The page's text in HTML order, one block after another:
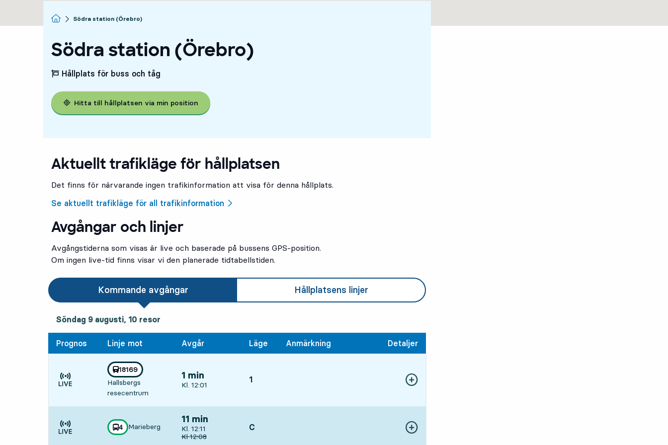
Startsida
Södra station (Örebro)
Södra station (Örebro)
Hållplats för buss och tåg
Hitta till hållplatsen via min position
Aktuellt trafikläge för hållplatsen
Det finns för närvarande ingen trafikinformation att visa för denna hållplats.
Se aktuellt trafikläge för all trafikinformation
Avgångar och linjer
Avgångstiderna som visas är live och baserade på bussens GPS-position.
Om ingen live-tid finns visar vi den planerade tidtabellstiden.
Kommande avgångar Hållplatsens linjer
söndag 9 augusti, 10 resor
Söndag 9 augusti, 10 resor
Prognos Linje mot Avgår Läge Anmärkning Detaljer
Tiden är prognos
Med tågnummer
18169
mot
Hallsbergs
resecentrum
,
1 min
Avgår, Kl. 12:01, om 1 min
Kl. 12:01
SPÅR,
1, Visa fler detaljer
Tiden är prognos
linje
4
mot
Marieberg
,
11 min
Avgår, Kl. 12:11, om 11 min
Kl. 12:11
Ursprunglig avgångstid
Kl12:08
LÄGE,
C Visa fler detaljer